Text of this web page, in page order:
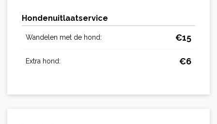
Hondenuitlaatservice
Wandelen met de hond: €15
Extra hond: €6